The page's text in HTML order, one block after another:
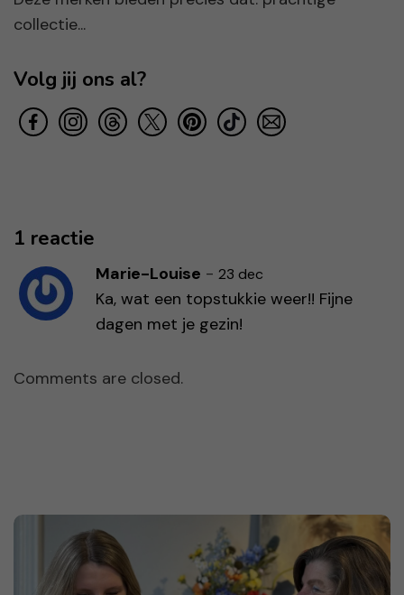
collectie...
Volg jij ons al?
1 reactie
Marie-Louise - 23 dec
Ka, wat een topstukkie weer!! Fijne
dagen met je gezin!
Comments are closed.